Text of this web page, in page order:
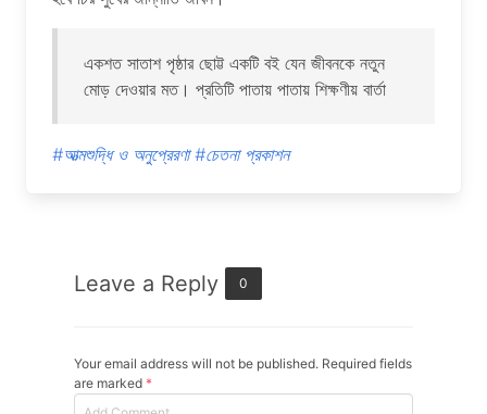
একশত সাতাশ পৃষ্ঠার ছোট্ট একটি বই যেন জীবনকে নতুন
মোড় দেওয়ার মত। প্রতিটি পাতায় পাতায় শিক্ষণীয় বার্তা
#আত্মশুদ্ধি ও অনুপ্রেরণা #চেতনা প্রকাশন
Leave a Reply 0
Your email address will not be published. Required fields
are marked *